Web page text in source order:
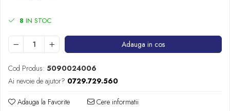
8 IN STOC
Adauga in cos
Cod Produs: 5090024006
Ai nevoie de ajutor? 0729.729.560
Adauga la Favorite Cere informatii